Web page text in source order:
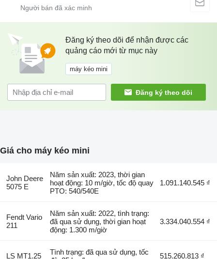
Đăng ký theo dõi để nhận được các
quảng cáo mới từ mục này
máy kéo mini
Đăng ký theo dõi
Giá cho máy kéo mini
John Deere
5075 E
Năm sản xuất: 2023, thời gian
hoạt động: 10 m/giờ, tốc độ quay
PTO: 540/540E
1.091.140.545 ₫
Fendt Vario
211
Năm sản xuất: 2022, tình trạng:
đã qua sử dụng, thời gian hoạt
động: 1.300 m/giờ
3.334.040.554 ₫
LS MT1.25
Tình trạng: đã qua sử dụng, tốc
515.260.813 ₫